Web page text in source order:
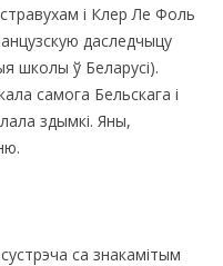
і Клер Ле Фоль
даследчыцу
школы ў Беларусі).
самога Бельскага і
здымкі. Яны,
са знакамітым